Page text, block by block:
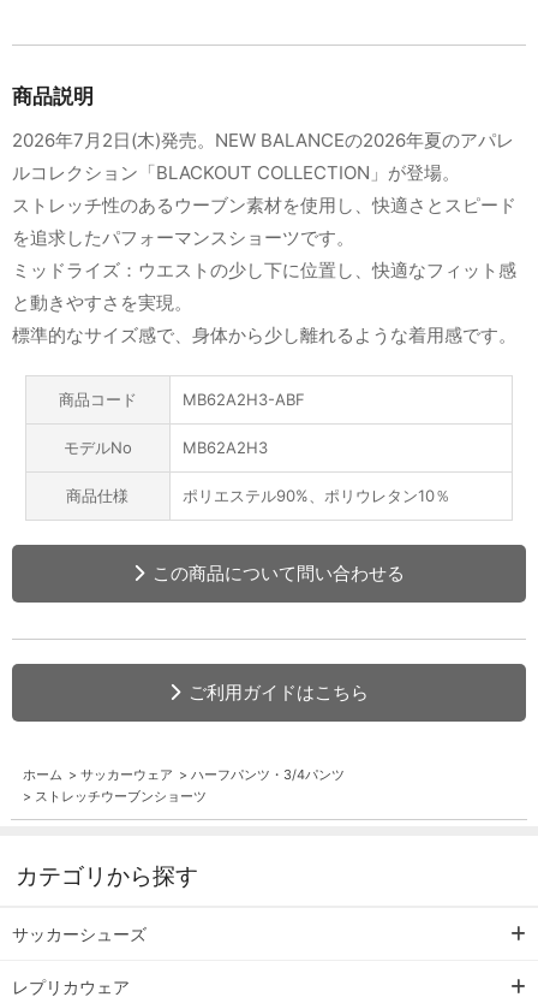
商品説明
2026年7月2日(木)発売。NEW BALANCEの2026年夏のアパレ
ルコレクション「BLACKOUT COLLECTION」が登場。
ストレッチ性のあるウーブン素材を使用し、快適さとスピード
を追求したパフォーマンスショーツです。
ミッドライズ：ウエストの少し下に位置し、快適なフィット感
と動きやすさを実現。
標準的なサイズ感で、身体から少し離れるような着用感です。
商品コード MB62A2H3-ABF
モデルNo MB62A2H3
商品仕様 ポリエステル90%、ポリウレタン10％
この商品について問い合わせる
ご利用ガイドはこちら
ホーム > サッカーウェア > ハーフパンツ・3/4パンツ
> ストレッチウーブンショーツ
カテゴリから探す
サッカーシューズ
レプリカウェア